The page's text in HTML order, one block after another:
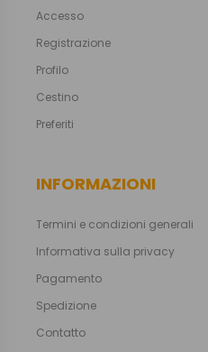
Accesso
Registrazione
Profilo
Cestino
Preferiti
INFORMAZIONI
Termini e condizioni generali
Informativa sulla privacy
Pagamento
Spedizione
Contatto